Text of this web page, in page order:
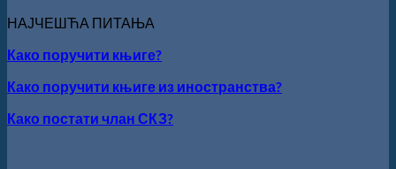
Кирилов
НАЈЧЕШЋА ПИТАЊА
Како поручити књиге?
Како поручити књиге из иностранства?
Како постати члан СКЗ?